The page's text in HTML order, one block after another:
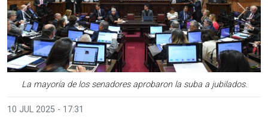
La mayoría de los senadores aprobaron la suba a jubilados.
Anterior
10 JUL 2025 - 17:31